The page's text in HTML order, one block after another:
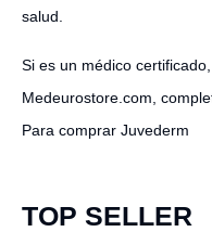
salud.
Si es un médico
Medeurostore.com,
Para comprar Juvederm
TOP SELLER